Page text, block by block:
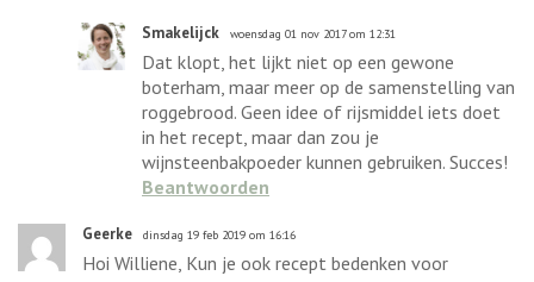
Smakelijck woensdag 01 nov 2017 om 12:31
Dat klopt, het lijkt niet op een gewone
boterham, maar meer op de samenstelling van
roggebrood. Geen idee of rijsmiddel iets doet
in het recept, maar dan zou je
wijnsteenbakpoeder kunnen gebruiken. Succes!
Beantwoorden
Geerke dinsdag 19 feb 2019 om 16:16
Hoi Williene, Kun je ook recept bedenken voor